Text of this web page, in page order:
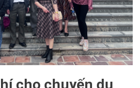
cho chuyến du